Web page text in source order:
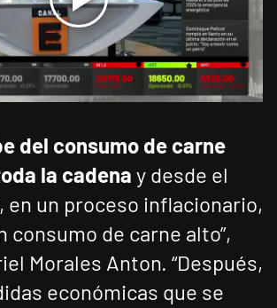
del consumo de carne
la cadena y desde el
en un proceso inflacionario,
consumo de carne alto”,
Morales Anton. “Después,
económicas que se